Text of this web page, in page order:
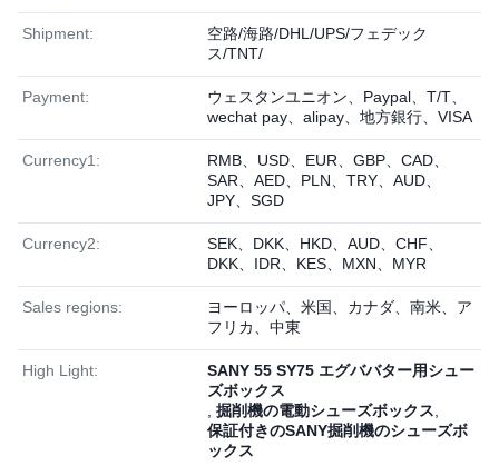
Shipment:
空路/海路/DHL/UPS/フェデック
ス/TNT/
Payment:
ウェスタンユニオン、Paypal、T/T、
wechat pay、alipay、地方銀行、VISA
Currency1:
RMB、USD、EUR、GBP、CAD、
SAR、AED、PLN、TRY、AUD、
JPY、SGD
Currency2:
SEK、DKK、HKD、AUD、CHF、
DKK、IDR、KES、MXN、MYR
Sales regions:
ヨーロッパ、米国、カナダ、南米、ア
フリカ、中東
High Light:
SANY 55 SY75 エグババター用シュー
ズボックス
掘削機の電動シューズボックス
保証付きのSANY掘削機のシューズボ
ックス